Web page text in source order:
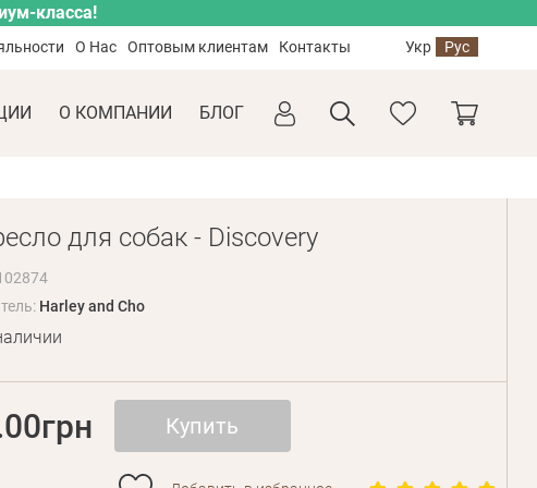
класса!
О Нас Оптовым клиентам Контакты Укр Рус
О КОМПАНИИ БЛОГ
для собак - Discovery
Harley and Cho
Купить